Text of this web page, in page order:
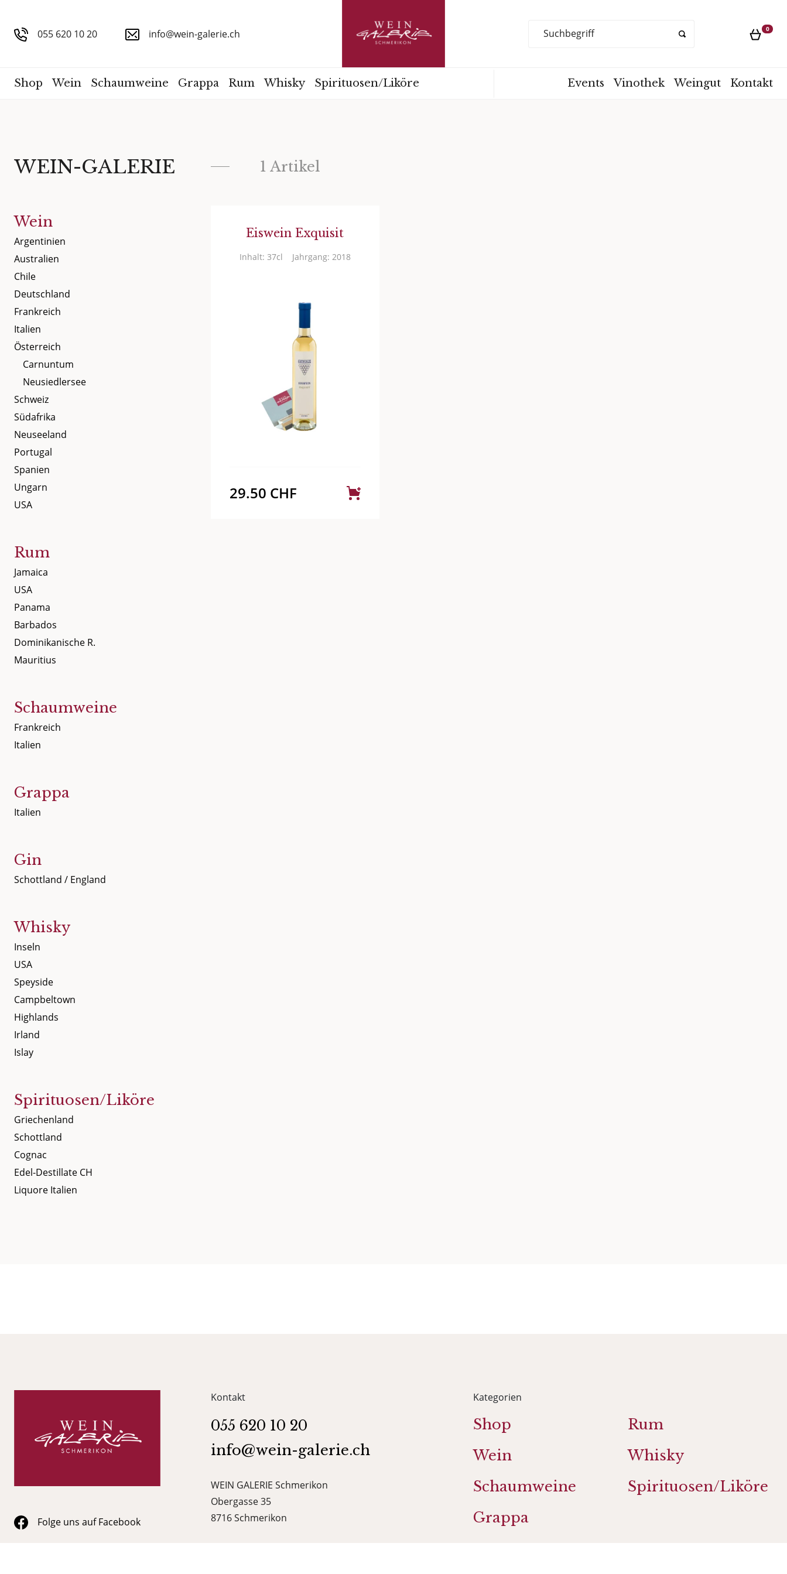
055 620 10 20 info@wein-galerie.ch search 0
Shop Wein Schaumweine Grappa Rum Whisky Spirituosen/Liköre Events Vinothek Weingut Kontakt
WEIN-GALERIE
Wein
Argentinien
Australien
Chile
Deutschland
Frankreich
Italien
Österreich
Carnuntum
Neusiedlersee
Schweiz
Südafrika
Neuseeland
Portugal
Spanien
Ungarn
USA
Rum
Jamaica
USA
Panama
Barbados
Dominikanische R.
Mauritius
Schaumweine
Frankreich
Italien
Grappa
Italien
Gin
Schottland / England
Whisky
Inseln
USA
Speyside
Campbeltown
Highlands
Irland
Islay
Spirituosen/Liköre
Griechenland
Schottland
Cognac
Edel-Destillate CH
Liquore Italien
1 Artikel
Eiswein Exquisit
Inhalt: 37cl Jahrgang: 2018
29.50 CHF
Folge uns auf Facebook
Kontakt
055 620 10 20
info@wein-galerie.ch
WEIN GALERIE Schmerikon
Obergasse 35
8716 Schmerikon
Kategorien
Shop
Wein
Schaumweine
Grappa
Rum
Whisky
Spirituosen/Liköre